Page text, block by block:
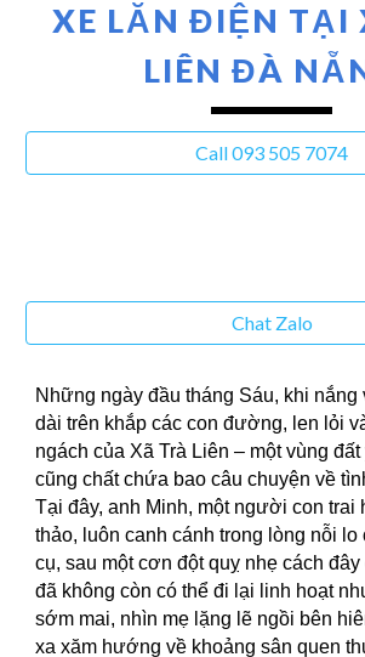
XE LĂN ĐIỆN TẠI
LIÊN ĐÀ
Call 093 505 7074
Chat Zalo
Những ngày đầu tháng Sáu, khi nắng
dài trên khắp các con đường, len lỏi
ngách của Xã Trà Liên – một vùng
cũng chất chứa bao câu chuyện về
Tại đây, anh Minh, một người con trai
thảo, luôn canh cánh trong lòng nỗi lo
cụ, sau một cơn đột quỵ nhẹ cách đây
đã không còn có thể đi lại linh hoạt
sớm mai, nhìn mẹ lặng lẽ ngồi bên
xa xăm hướng về khoảng sân quen